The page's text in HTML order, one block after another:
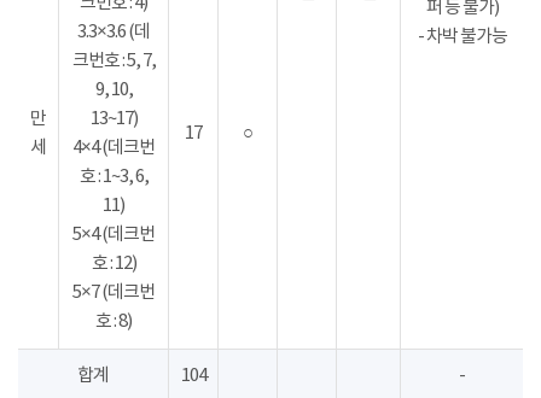
퍼 등 불가)
- 차박 불가능
만
세
3.3×3.6 (데
크번호 : 5, 7,
9, 10,
13~17)
4×4 (데크번
호 : 1~3, 6,
11)
5×4 (데크번
호 : 12)
5×7 (데크번
호 : 8)
17 ○
합계 104 -